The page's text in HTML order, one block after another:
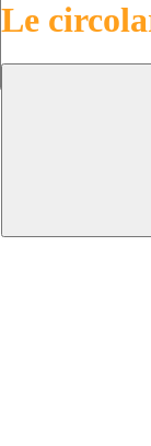
Le